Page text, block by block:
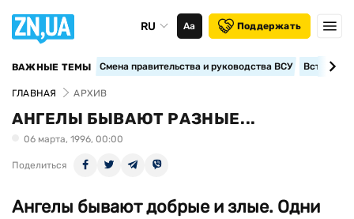
RU Аа Поддержать
ВАЖНЫЕ ТЕМЫ Смена правительства и руководства ВСУ
ГЛАВНАЯ АРХИВ
АНГЕЛЫ БЫВАЮТ РАЗНЫЕ...
06 марта, 1996, 00:00
Поделиться
Ангелы бывают добрые и злые. Одни